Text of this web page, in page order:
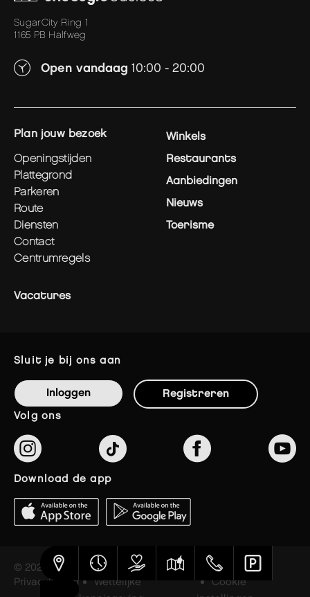
SugarCity Ring 1
1165 PB Halfweg
Open vandaag 10:00 - 20:00
plan jouw bezoek
openingstijden
plattegrond
parkeren
route
diensten
contact
centrumregels
Winkels
Restaurants
Aanbiedingen
Nieuws
Toerisme
Vacatures
sluit je bij ons aan
Inloggen Registreren
volg ons
download de app
© 2023 The Styles Outlets
Privacybeleid
Wettelijke
Cookie